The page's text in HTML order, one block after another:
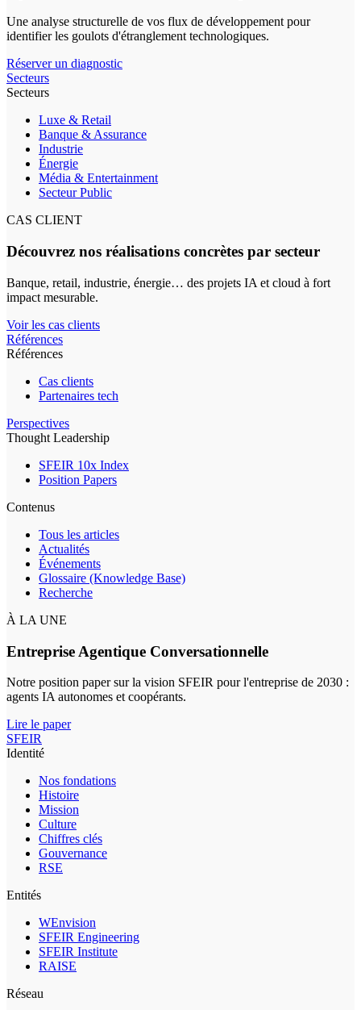
Une analyse structurelle de vos flux de développement pour
identifier les goulots d'étranglement technologiques.
Réserver un diagnostic
Secteurs
Secteurs
Luxe & Retail
Banque & Assurance
Industrie
Énergie
Média & Entertainment
Secteur Public
CAS CLIENT
Découvrez nos réalisations concrètes par secteur
Banque, retail, industrie, énergie… des projets IA et cloud à fort
impact mesurable.
Voir les cas clients
Références
Références
Cas clients
Partenaires tech
Perspectives
Thought Leadership
SFEIR 10x Index
Position Papers
Contenus
Tous les articles
Actualités
Événements
Glossaire (Knowledge Base)
Recherche
À LA UNE
Entreprise Agentique Conversationnelle
Notre position paper sur la vision SFEIR pour l'entreprise de 2030 :
agents IA autonomes et coopérants.
Lire le paper
SFEIR
Identité
Nos fondations
Histoire
Mission
Culture
Chiffres clés
Gouvernance
RSE
Entités
WEnvision
SFEIR Engineering
SFEIR Institute
RAISE
Réseau